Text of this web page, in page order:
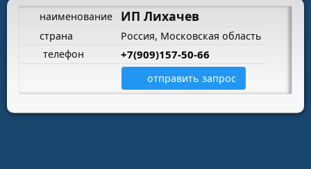
наименование ИП Лихачев
страна
Россия, Московская область
телефон
+7(909)157-50-66
отправить запрос